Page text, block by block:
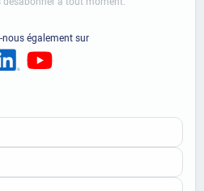
nous également sur